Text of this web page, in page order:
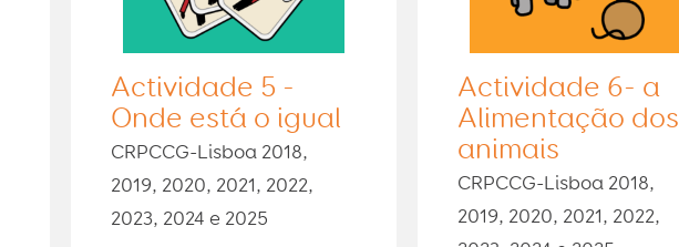
Actividade 5 -
Onde está o igual
CRPCCG-Lisboa 2018,
2019, 2020, 2021, 2022,
2023, 2024 e 2025
Actividade 6- a
Alimentação dos
animais
CRPCCG-Lisboa 2018,
2019, 2020, 2021, 2022,